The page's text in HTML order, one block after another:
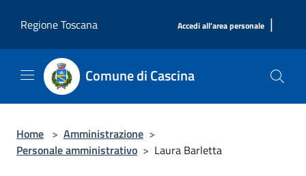
Regione Toscana
Accedi all'area personale |
Comune di Cascina
Home > Amministrazione >
Personale amministrativo > Laura Barletta